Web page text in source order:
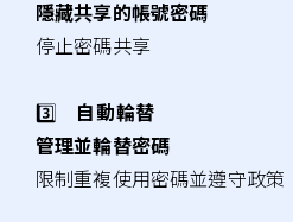
隱藏共享的帳號密碼
停止密碼共享
3️⃣ 自動輪替
管理並輪替密碼
限制重複使用密碼並遵守政策